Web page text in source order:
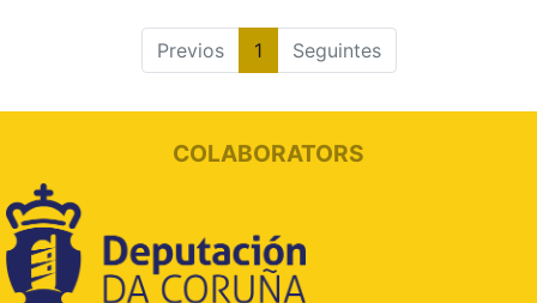
Previos 1 Seguintes
COLABORATORS